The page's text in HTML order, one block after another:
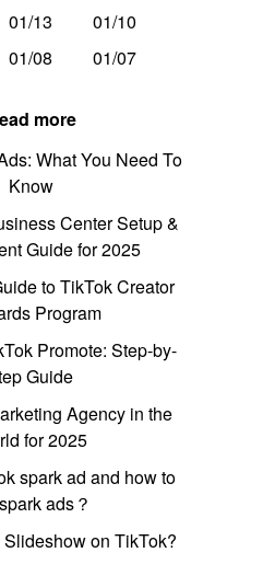
01/13
01/10
01/08 01/07
more
What You Need To
Know
Center Setup &
Guide for 2025
to TikTok Creator
Program
Promote: Step-by-
Guide
Agency in the
for 2025
spark ad and how to
ads？
on TikTok?